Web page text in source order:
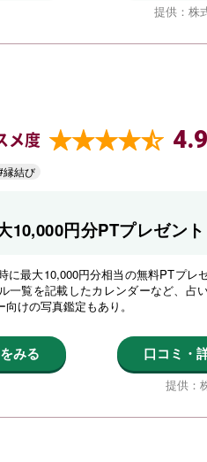
提供：株
メ度
縁結び
10,000円分PTプレゼント
に最大10,000円分相当の無料PTプレ
一覧を記載したカレンダーなど、占
けの写真鑑定もあり。
みる 口コミ・
提供：